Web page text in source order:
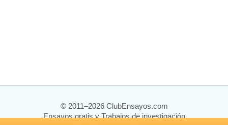
© 2011–2026 ClubEnsayos.com
Ensayos gratis y Trabajos de investigación